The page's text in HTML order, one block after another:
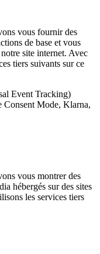
vous fournir des
de base et vous
site internet. Avec
tiers suivants sur ce
Event Tracking)
Consent Mode, Klarna,
vous montrer des
hébergés sur des sites
les services tiers